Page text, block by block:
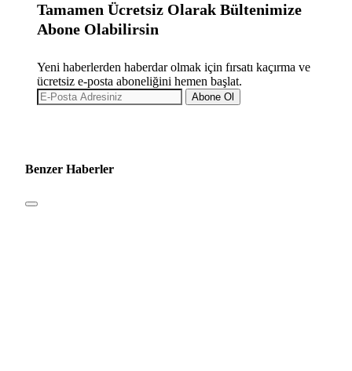
Tamamen Ücretsiz Olarak Bültenimize
Abone Olabilirsin
Yeni haberlerden haberdar olmak için fırsatı kaçırma ve
ücretsiz e-posta aboneliğini hemen başlat.
Abone Ol
Benzer Haberler